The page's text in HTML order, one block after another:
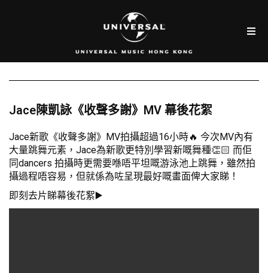
Jace陳凱詠《收聲多謝》MV 幕後花絮
Jace新歌《收聲多謝》MV拍攝超過16小時🔥 今次MV內有
大量跳舞元素，Jace為新歌更特別學習新嘅舞種👏🏻 而佢
同dancers 拍攝時更需要喺唔平坦嘅游泳池上跳舞，雖然拍
攝過程唔容易，但就係為咗呈現最好嘅畫面俾大家睇！
即刻去片睇幕後花絮▶️